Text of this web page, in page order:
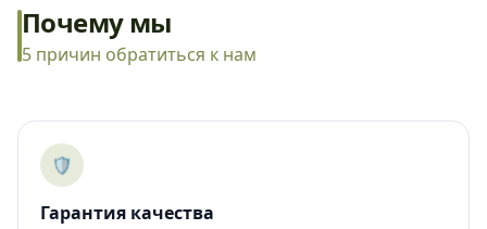
Почему мы
5 причин обратиться к нам
🛡️
Гарантия качества